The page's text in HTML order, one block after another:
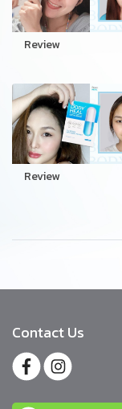
Review
Review
Contact Us